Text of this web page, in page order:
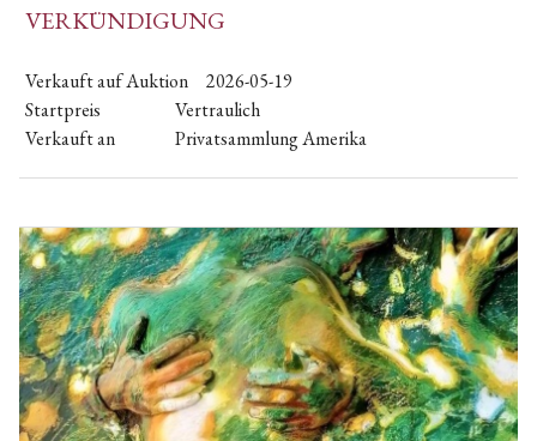
VERKÜNDIGUNG
Verkauft auf Auktion
2026-05-19
Startpreis
Vertraulich
Verkauft an
Privatsammlung Amerika